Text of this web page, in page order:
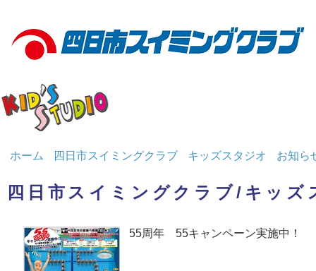
ホーム 四日市スイミングクラブ キッズスタジオ お知ら
四日市スイミングクラブ/キッズ
55周年 55キャンペーン実施中！